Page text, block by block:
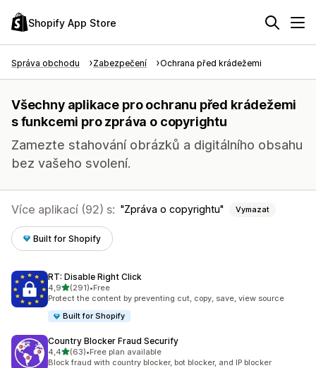
Shopify App Store
Správa obchodu Zabezpečení Ochrana před krádežemi
Všechny aplikace pro ochranu před krádežemi
s funkcemi pro zpráva o copyrightu
Zamezte stahování obrázků a digitálního obsahu
bez vašeho svolení.
Více aplikací (92) s: Zpráva o copyrightu Vymazat
Built for Shopify
RT: Disable Right Click
4,9z 5 hvězd
(291)
Celkový počet recenzí: 291
•Free
Protect the content by preventing cut, copy, save, view source
Built for Shopify
Country Blocker Fraud Securify
4,4z 5 hvězd
(63)
Celkový počet recenzí: 63
•Free plan available
Block fraud with country blocker, bot blocker, and IP blocker